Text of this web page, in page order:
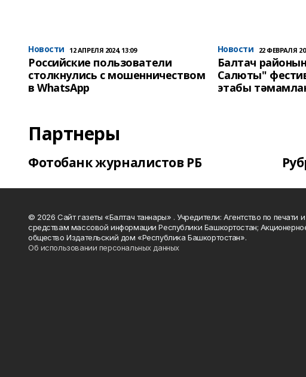
Новости 12 АПРЕЛЯ 2024, 13:09
Российские пользователи
столкнулись с мошенничеством
в WhatsApp
Новости 22 ФЕВРАЛЯ
Балтач
Салюты"
этабы
Партнеры
Фотобанк журналистов РБ
© 2026 Сайт газеты «Балтач таннары» . Учредители: Агентство по печати и
средствам массовой информации Республики Башкортостан;
общество Издательский дом «Республика Башкортостан».
Об использовании персональных данных